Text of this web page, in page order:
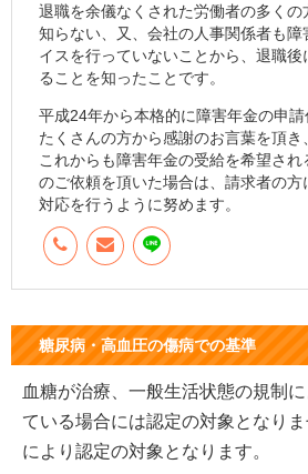
退職を余儀なくされた労働者の多く
知らない、又、会社の人事関係者も
イスを行っていないことから、退職
ることを知ったことです。
平成24年から本格的に障害年金の申請
たくさんの方から感謝のお言葉を頂き
これからも障害年金の受給を希望さ
のご依頼を頂いた場合は、請求者の
対応を行うように努めます。
糖尿病・高血圧の傷病での基準
血糖が治療、一般生活状態の規制
ている場合には認定の対象となり
により認定の対象となります。